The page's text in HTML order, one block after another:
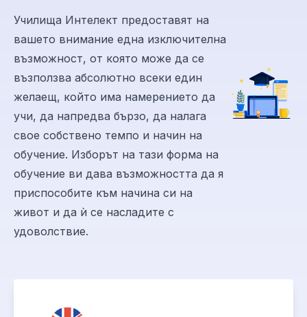
Училища Интелект предоставят на
вашето внимание една изключителна
възможност, от която може да се
възползва абсолютно всеки един
желаещ, който има намерението да
учи, да напредва бързо, да налага
свое собствено темпо и начин на
обучение. Изборът на тази форма на
обучение ви дава възможността да я
приспособите към начина си на
живот и да ѝ се насладите с
удоволствие.